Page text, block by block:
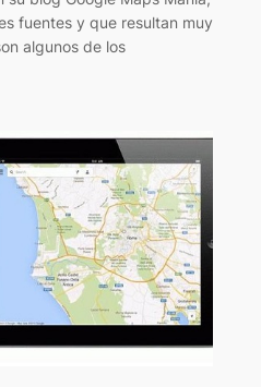
fuentes y que resultan muy
algunos de los